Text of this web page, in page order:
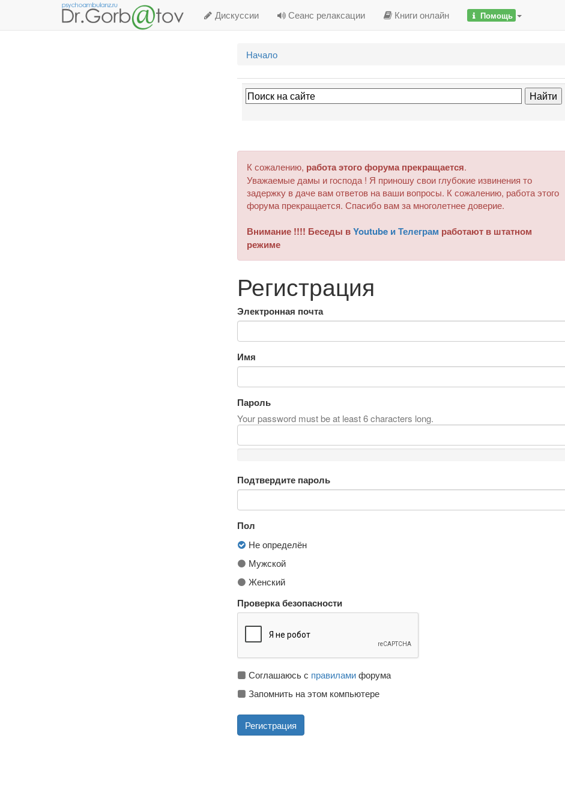
Дискуссии Сеанс релаксации Книги онлайн Помощь
Начало
К сожалению, работа этого форума прекращается.
Уважаемые дамы и господа ! Я приношу свои глубокие извинения то
задержку в даче вам ответов на ваши вопросы. К сожалению, работа этого
форума прекращается. Спасибо вам за многолетнее доверие.
Внимание !!!! Беседы вYoutube и Телеграм работают в штатном
режиме
Регистрация
Электронная почта
Имя
Пароль
Your password must be at least 6 characters long.
Подтвердите пароль
Пол
Не определён
Мужской
Женский
Проверка безопасности
Соглашаюсь с правиламифорума
Запомнить на этом компьютере